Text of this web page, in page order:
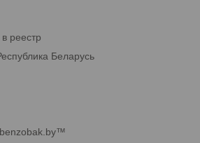
реестр
Беларусь